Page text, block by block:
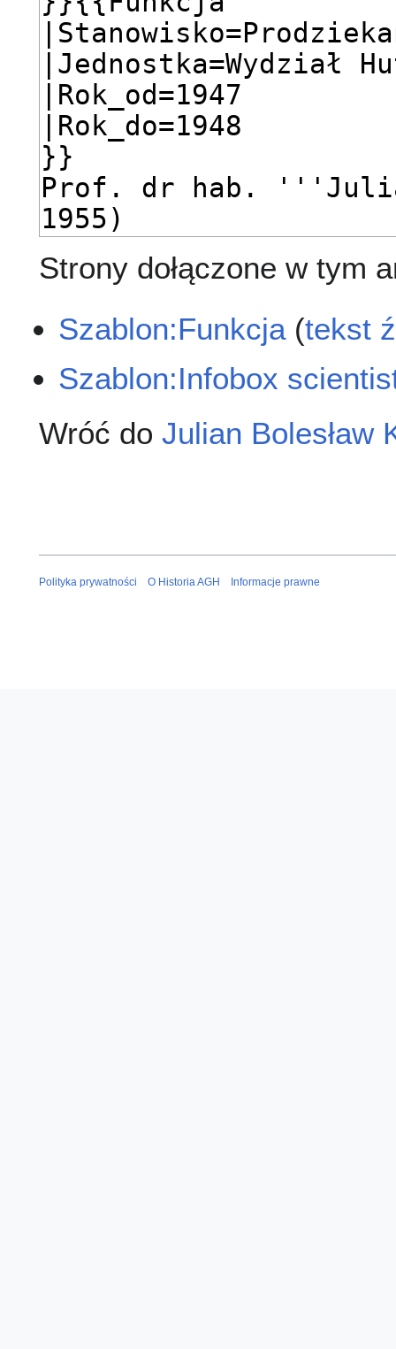
Strony dołączone w tym
Szablon:Funkcja (tekst
Szablon:Infobox
Wróć do Julian Bolesław
Polityka prywatności O Historia AGH Informacje prawne